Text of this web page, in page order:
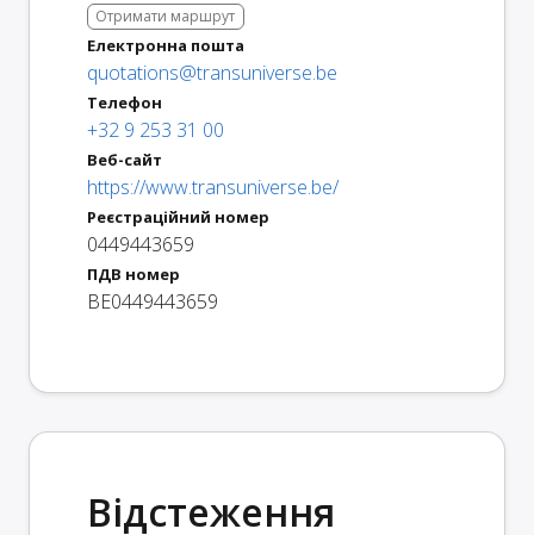
Отримати маршрут
Електронна пошта
quotations@transuniverse.be
Телефон
+32 9 253 31 00
Веб-сайт
https://www.transuniverse.be/
Реєстраційний номер
0449443659
ПДВ номер
BE0449443659
Відстеження